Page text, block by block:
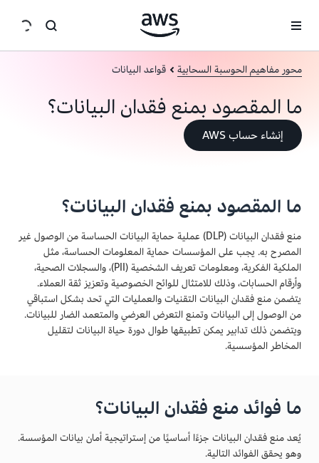
محور مفاهيم الحوسبة السحابية قواعد البيانات
ما المقصود بمنع فقدان البيانات؟
إنشاء حساب AWS
ما المقصود بمنع فقدان البيانات؟
منع فقدان البيانات (DLP) عملية حماية البيانات الحساسة من الوصول غير
المصرح به. يجب على المؤسسات حماية المعلومات الحساسة، مثل
الملكية الفكرية، ومعلومات تعريف الشخصية (PII)، والسجلات الصحية،
وأرقام الحسابات، وذلك للامتثال للوائح الخصوصية وتعزيز ثقة العملاء.
يتضمن منع فقدان البيانات التقنيات والعمليات التي تحد بشكل استباقي
من الوصول إلى البيانات وتمنع التعرض العرضي والمتعمد الضار للبيانات.
ويتضمن ذلك تدابير يمكن تطبيقها طوال دورة حياة البيانات لتقليل
المخاطر المؤسسية.
ما فوائد منع فقدان البيانات؟
يُعد منع فقدان البيانات جزءًا أساسيًا من إستراتيجية أمان بيانات المؤسسة.
وهو يحقق الفوائد التالية.